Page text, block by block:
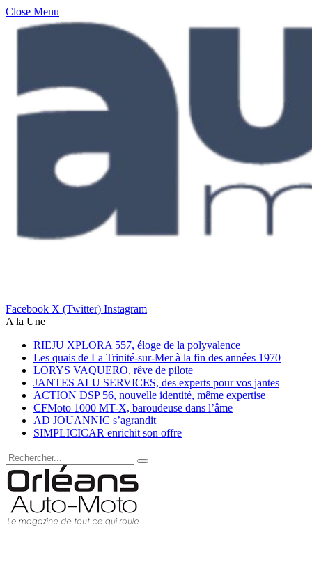
Close Menu
Facebook X (Twitter) Instagram
A la Une
RIEJU XPLORA 557, éloge de la polyvalence
Les quais de La Trinité-sur-Mer à la fin des années 1970
LORYS VAQUERO, rêve de pilote
JANTES ALU SERVICES, des experts pour vos jantes
ACTION DSP 56, nouvelle identité, même expertise
CFMoto 1000 MT-X, baroudeuse dans l’âme
AD JOUANNIC s’agrandit
SIMPLICICAR enrichit son offre